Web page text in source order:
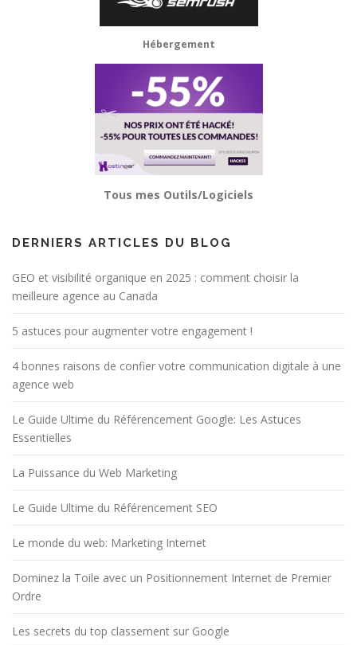
Hébergement
Tous mes Outils/Logiciels
DERNIERS ARTICLES DU BLOG
GEO et visibilité organique en 2025 : comment choisir la
meilleure agence au Canada
5 astuces pour augmenter votre engagement !
4 bonnes raisons de confier votre communication digitale à une
agence web
Le Guide Ultime du Référencement Google: Les Astuces
Essentielles
La Puissance du Web Marketing
Le Guide Ultime du Référencement SEO
Le monde du web: Marketing Internet
Dominez la Toile avec un Positionnement Internet de Premier
Ordre
Les secrets du top classement sur Google